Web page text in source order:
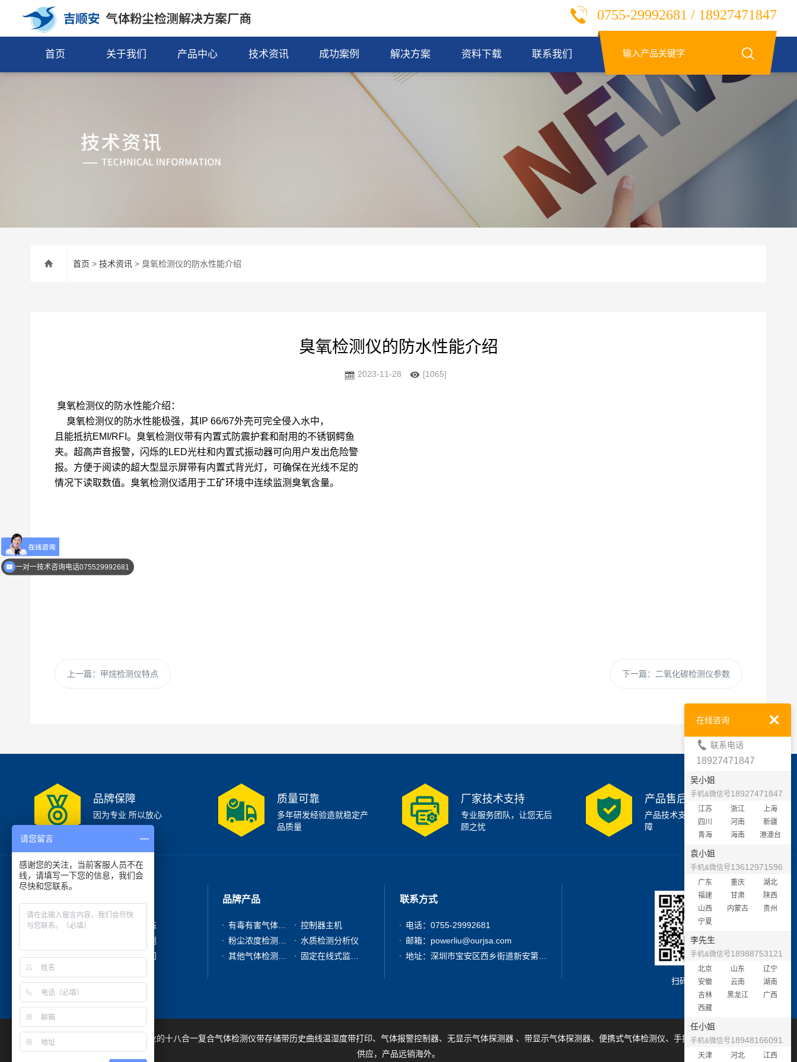
0755-29992681 / 18927471847
首页 关于我们 产品中心 技术资讯 成功案例 解决方案 资料下载 联系我们
首页 > 技术资讯 > 臭氧检测仪的防水性能介绍
臭氧检测仪的防水性能介绍
2023-11-28 [1065]
臭氧检测仪的防水性能介绍：
臭氧检测仪的防水性能极强，其IP 66/67外壳可完全侵入水中，
且能抵抗EMI/RFI。臭氧检测仪带有内置式防震护套和耐用的不锈钢鳄鱼
夹。超高声音报警，闪烁的LED光柱和内置式振动器可向用户发出危险警
报。方便于阅读的超大型显示屏带有内置式背光灯，可确保在光线不足的
情况下读取数值。臭氧检测仪适用于工矿环境中连续监测臭氧含量。
上一篇： 甲烷检测仪特点 下一篇： 二氧化碳检测仪参数
品牌保障
因为专业 所以放心
质量可靠
多年研发经验造就稳定产
品质量
厂家技术支持
专业服务团队，让您无后
顾之忧
产品售后支持
产品技术支持7x24小时保
障
公司简介
新闻动态
成功案例
在线咨询
联系我们
品牌产品
控制器主机
水质检测分析仪
固定在线式监测报警仪
联系方式
电话：0755-29992681
邮箱：powerliu@ourjsa.com
地址：深圳市宝安区西乡街道新安第二工业区A3栋6楼南
扫码加微信
深圳市吉顺安科技有限公司是专业的十八合一复合气体检测仪带存储带历史曲线温湿度带打印、气体报警控制器、无显示气体探测器 、带显示气体探测器、便携式气体检测仪、手提式气体检测仪等产品
供应，产品远销海外。
在线咨询
联系电话
18927471847
吴小姐
手机&微信号18927471847
江苏 浙江
上海
四川
河南
新疆
青海
海南 港澳台
袁小姐
手机&微信号13612971596
广东 重庆
湖北
福建
甘肃
陕西
山西
内蒙古
贵州
宁夏
李先生
手机&微信号18988753121
北京 山东
辽宁
安徽
云南
湖南
吉林
黑龙江
广西
西藏
任小姐
手机&微信号18948166091
天津 河北 江西
一对一技术咨询电话075529992681
请您留言
感谢您的关注，当前客服人员不在
线，请填写一下您的信息，我们会
尽快和您联系。